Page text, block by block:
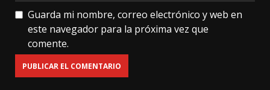
Guarda mi nombre, correo electrónico y web en
este navegador para la próxima vez que
comente.